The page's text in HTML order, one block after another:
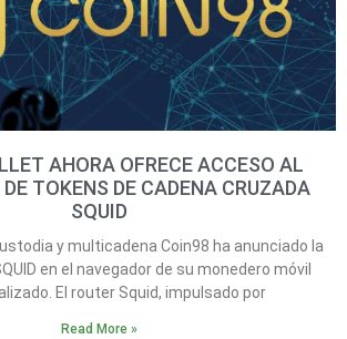
AHORA OFRECE ACCESO AL
TOKENS DE CADENA CRUZADA
SQUID
y multicadena Coin98 ha anunciado la
en el navegador de su monedero móvil
El router Squid, impulsado por
Read More »